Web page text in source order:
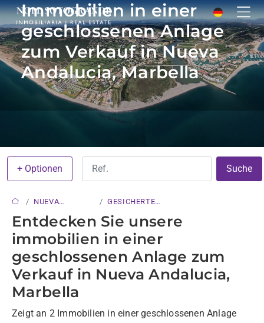
Immobilien in einer
geschlossenen Anlage
zum Verkauf in Nueva
Andalucia, Marbella
+ Optionen Suche
NUEVA
ANDALUCIA
GESICHERTE
WOHNANLAGE
Entdecken Sie unsere
immobilien in einer
geschlossenen Anlage zum
Verkauf in Nueva Andalucia,
Marbella
Zeigt an 2 Immobilien in einer geschlossenen Anlage